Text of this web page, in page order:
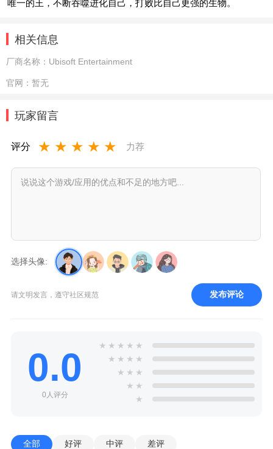
唯一的王，不断吞噬进化自己，打败比自己更强的生物。
相关信息
厂商名称： Ubisoft Entertainment
官网： 暂无
玩家留言
评分 ★ ★ ★ ★ ★ 力荐
选择头像:
请文明发言，遵守社区规范 发布评论
0.0
0人评分
★ ★ ★ ★ ★
★ ★ ★ ★
★ ★ ★
★ ★
★
全部 好评 中评 差评